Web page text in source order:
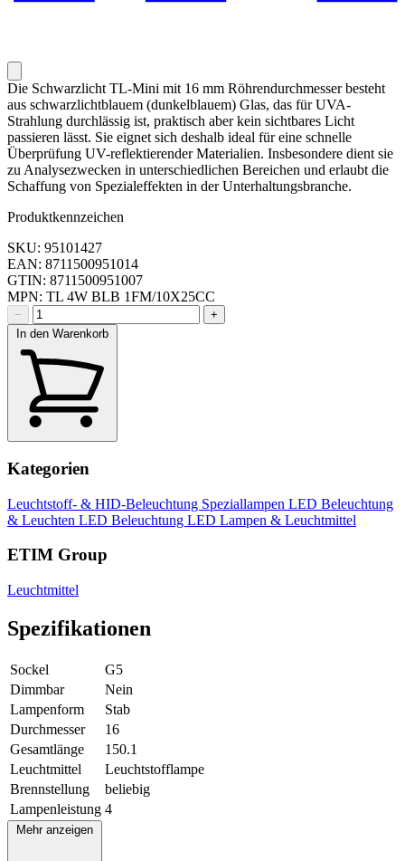
Die Schwarzlicht TL-Mini mit 16 mm Röhrendurchmesser besteht
aus schwarzlichtblauem (dunkelblauem) Glas, das für UVA-
Strahlung durchlässig ist, praktisch aber kein sichtbares Licht
passieren lässt. Sie eignet sich deshalb ideal für eine schnelle
Überprüfung UV-reflektierender Materialien. Insbesondere dient sie
zu Analysezwecken in unterschiedlichen Bereichen und erlaubt die
Schaffung von Spezialeffekten in der Unterhaltungsbranche.
Produktkennzeichen
SKU: 95101427
EAN: 8711500951014
GTIN: 8711500951007
MPN: TL 4W BLB 1FM/10X25CC
−
+
In den Warenkorb
Kategorien
Leuchtstoff- & HID-Beleuchtung Speziallampen LED Beleuchtung
& Leuchten LED Beleuchtung LED Lampen & Leuchtmittel
ETIM Group
Leuchtmittel
Spezifikationen
Sockel
G5
Dimmbar
Nein
Lampenform
Stab
Durchmesser
16
Gesamtlänge
150.1
Leuchtmittel
Leuchtstofflampe
Brennstellung
beliebig
Lampenleistung 4
Mehr anzeigen